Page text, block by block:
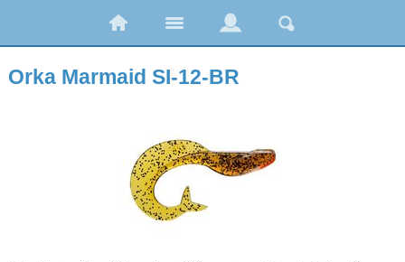
Orka Marmaid SI-12-BR